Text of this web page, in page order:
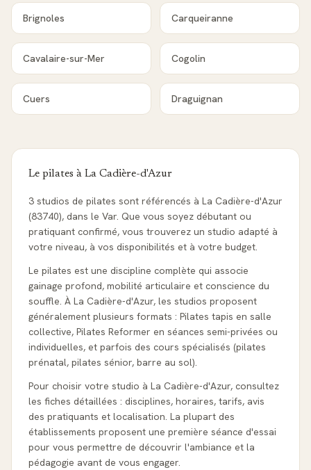
Brignoles Carqueiranne
Cavalaire-sur-Mer Cogolin
Cuers Draguignan
Le pilates à La Cadière-d'Azur
3 studios de pilates sont référencés à La Cadière-d'Azur
(83740), dans le Var. Que vous soyez débutant ou
pratiquant confirmé, vous trouverez un studio adapté à
votre niveau, à vos disponibilités et à votre budget.
Le pilates est une discipline complète qui associe
gainage profond, mobilité articulaire et conscience du
souffle. À La Cadière-d'Azur, les studios proposent
généralement plusieurs formats : Pilates tapis en salle
collective, Pilates Reformer en séances semi-privées ou
individuelles, et parfois des cours spécialisés (pilates
prénatal, pilates sénior, barre au sol).
Pour choisir votre studio à La Cadière-d'Azur, consultez
les fiches détaillées : disciplines, horaires, tarifs, avis
des pratiquants et localisation. La plupart des
établissements proposent une première séance d'essai
pour vous permettre de découvrir l'ambiance et la
pédagogie avant de vous engager.